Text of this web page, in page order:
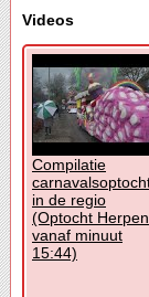
Videos
Compilatie
in de regio
(Optocht Herpen
vanaf minuut
15:44)